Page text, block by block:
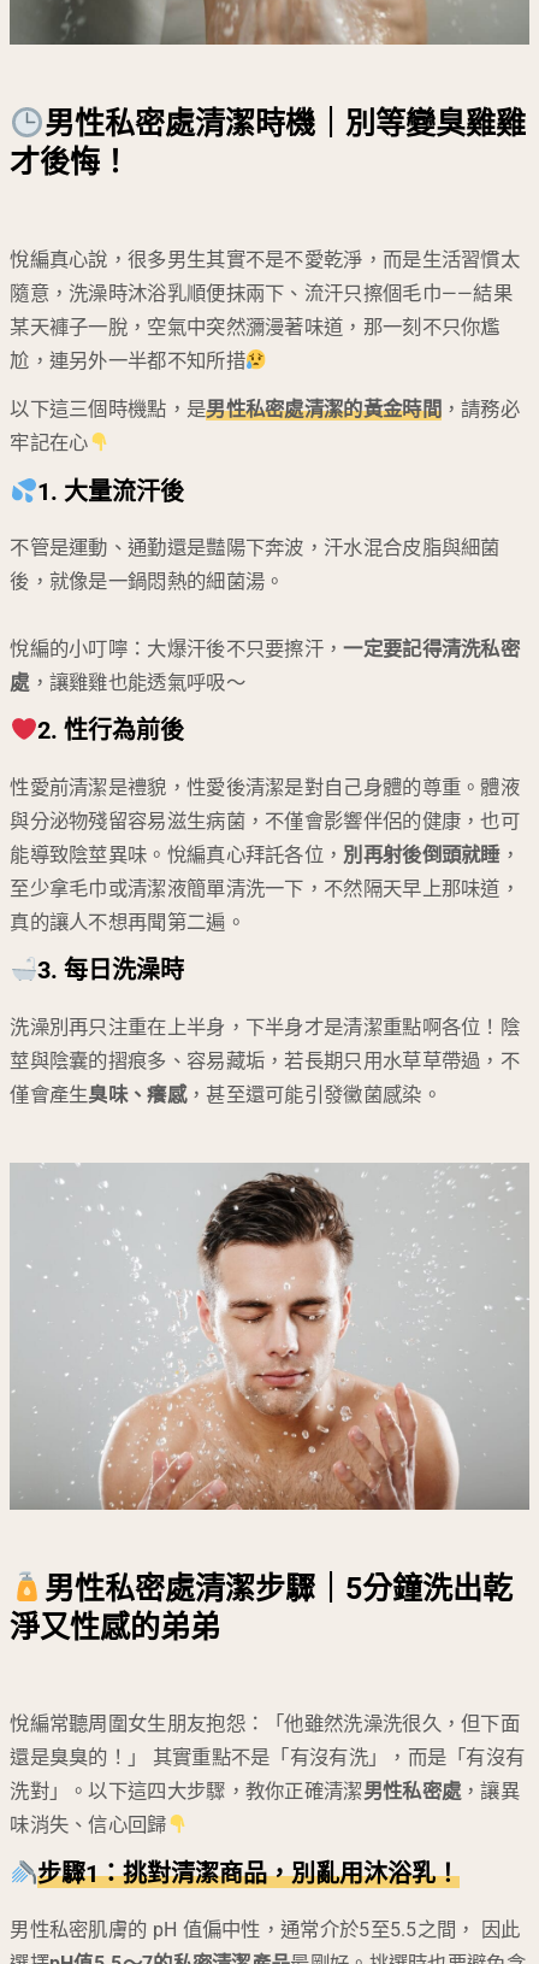
男性私密處清潔時機｜別等變臭雞雞
才後悔！
悅編真心說，很多男生其實不是不愛乾淨，而是生活習慣太
隨意，洗澡時沐浴乳順便抹兩下、流汗只擦個毛巾——結果
某天褲子一脫，空氣中突然瀰漫著味道，那一刻不只你尷
尬，連另外一半都不知所措
以下這三個時機點，是男性私密處清潔的黃金時間，請務必
牢記在心
1. 大量流汗後
不管是運動、通勤還是豔陽下奔波，汗水混合皮脂與細菌
後，就像是一鍋悶熱的細菌湯。
悅編的小叮嚀：大爆汗後不只要擦汗，一定要記得清洗私密
處 ，讓雞雞也能透氣呼吸～
2. 性行為前後
性愛前清潔是禮貌，性愛後清潔是對自己身體的尊重。體液
與分泌物殘留容易滋生病菌，不僅會影響伴侶的健康，也可
能導致陰莖異味。悅編真心拜託各位， 別再射後倒頭就睡，
至少拿毛巾或清潔液簡單清洗一下，不然隔天早上那味道，
真的讓人不想再聞第二遍。
3. 每日洗澡時
洗澡別再只注重在上半身，下半身才是清潔重點啊各位！陰
莖與陰囊的摺痕多、容易藏垢，若長期只用水草草帶過，不
僅會產生臭味、癢感，甚至還可能引發黴菌感染。
男性私密處清潔步驟｜5分鐘洗出乾
淨又性感的弟弟
悅編常聽周圍女生朋友抱怨：「他雖然洗澡洗很久，但下面
還是臭臭的！」 其實重點不是「有沒有洗」，而是「有沒有
洗對」。以下這四大步驟，教你正確清潔男性私密處 ，讓異
味消失、信心回歸
步驟1：挑對清潔商品，別亂用沐浴乳！
男性私密肌膚的 pH 值偏中性，通常介於5至5.5之間， 因此